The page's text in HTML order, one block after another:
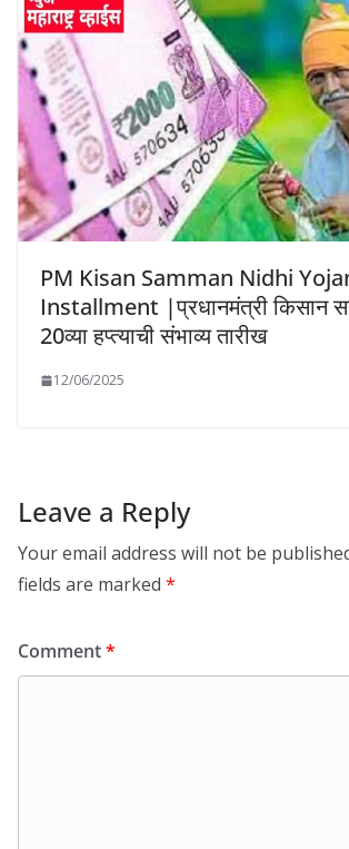
PM Kisan Samman Nidhi
Installment |प्रधानमंत्री किसान
20व्या हप्त्याची संभाव्य तारीख
12/06/2025
Leave a Reply
Your email address will not be
fields are marked *
Comment*